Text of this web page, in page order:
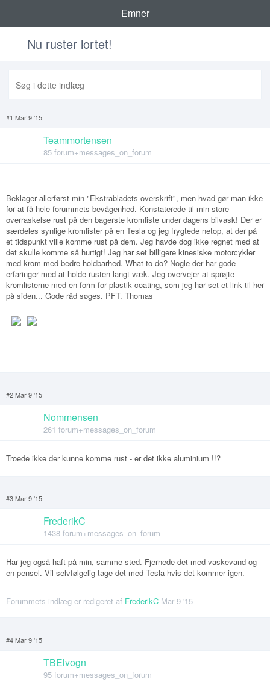
Emner
Nu ruster lortet!
#1 Mar 9 '15
Teammortensen
85 forum+messages_on_forum
Beklager allerførst min "Ekstrabladets-overskrift", men hvad gør man ikke
for at få hele forummets bevågenhed. Konstaterede til min store
overraskelse rust på den bagerste kromliste under dagens bilvask! Der er
særdeles synlige kromlister på en Tesla og jeg frygtede netop, at der på
et tidspunkt ville komme rust på dem. Jeg havde dog ikke regnet med at
det skulle komme så hurtigt! Jeg har set billigere kinesiske motorcykler
med krom med bedre holdbarhed. What to do? Nogle der har gode
erfaringer med at holde rusten langt væk. Jeg overvejer at sprøjte
kromlisterne med en form for plastik coating, som jeg har set et link til her
på siden... Gode råd søges. PFT. Thomas
#2 Mar 9 '15
Nommensen
261 forum+messages_on_forum
Troede ikke der kunne komme rust - er det ikke aluminium !!?
#3 Mar 9 '15
FrederikC
1438 forum+messages_on_forum
Har jeg også haft på min, samme sted. Fjernede det med vaskevand og
en pensel. Vil selvfølgelig tage det med Tesla hvis det kommer igen.
Forummets indlæg er redigeret af FrederikC Mar 9 '15
#4 Mar 9 '15
TBElvogn
95 forum+messages_on_forum